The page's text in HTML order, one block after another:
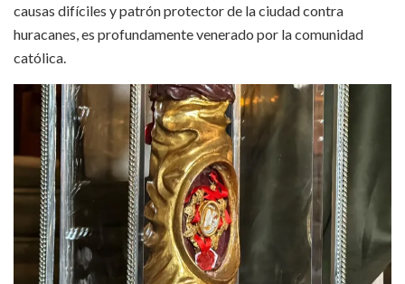
causas difíciles y patrón protector de la ciudad contra
huracanes, es profundamente venerado por la comunidad
católica.